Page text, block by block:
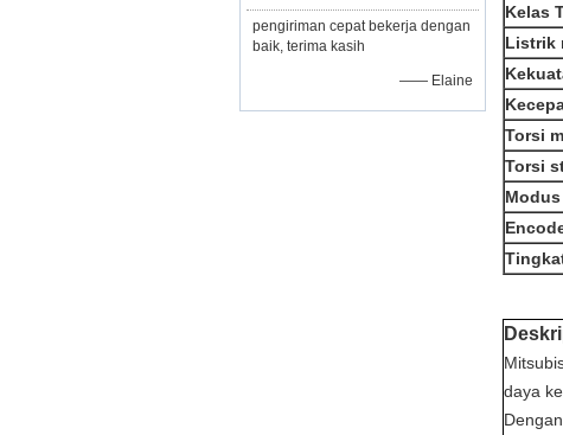
pengiriman cepat bekerja dengan
baik, terima kasih
—— Elaine
Kelas
Listrik
Torsi
Torsi
daya